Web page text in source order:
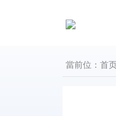
當前位： 首